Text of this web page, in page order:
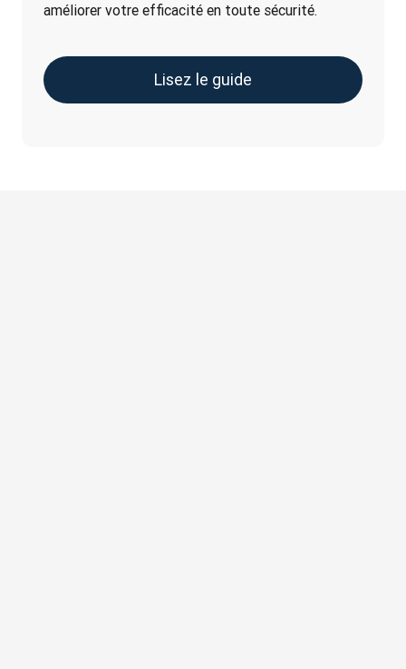
améliorer votre efficacité en toute sécurité.
Lisez le guide